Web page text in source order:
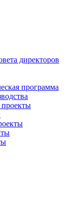
директоров
программа